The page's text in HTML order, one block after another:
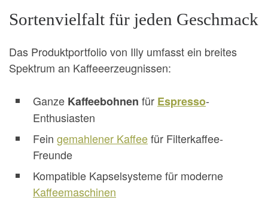
Sortenvielfalt für jeden Geschmack
Das Produktportfolio von Illy umfasst ein breites
Spektrum an Kaffeeerzeugnissen:
Ganze Kaffeebohnen für Espresso-
Enthusiasten
Fein gemahlener Kaffeefür Filterkaffee-
Freunde
Kompatible Kapselsysteme für moderne
Kaffeemaschinen